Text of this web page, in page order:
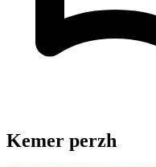
Kemer perzh